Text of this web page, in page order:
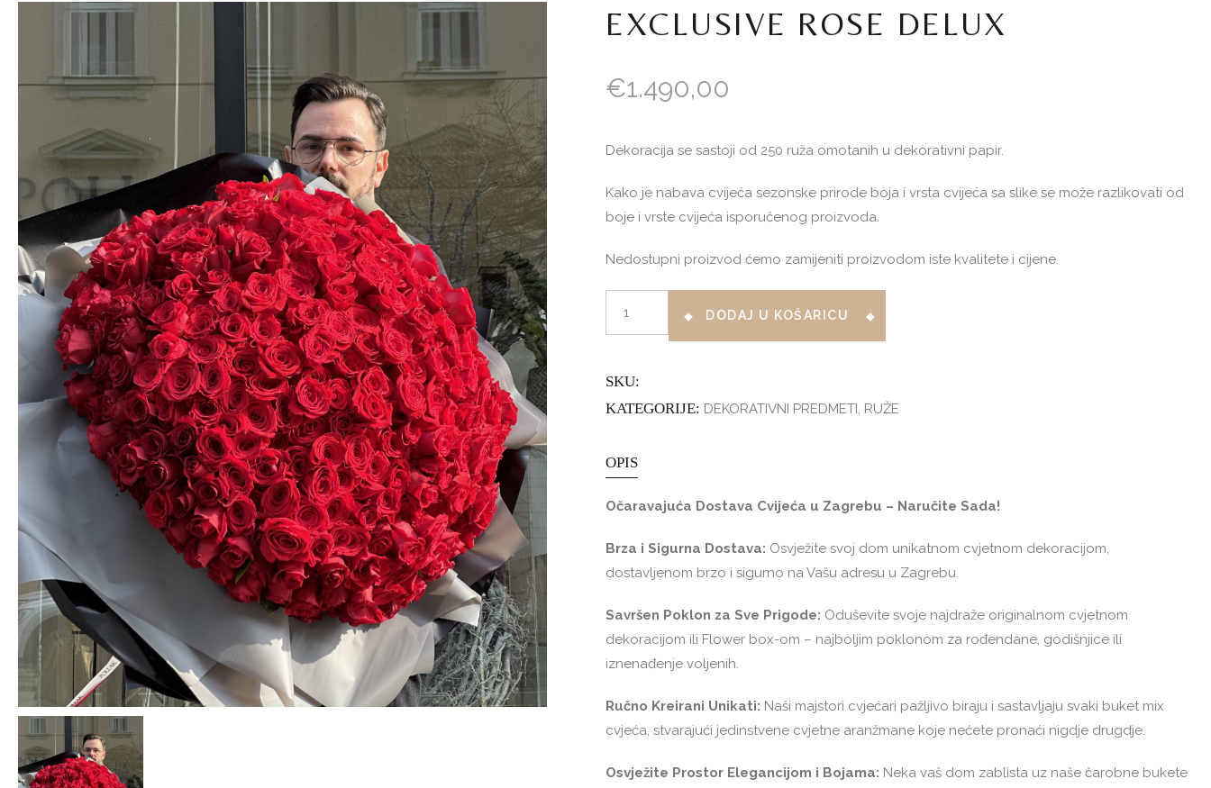
EXCLUSIVE ROSE DELUX
€1.490,00
Dekoracija se sastoji od 250 ruža omotanih u dekorativni papir.
Kako je nabava cvijeća sezonske prirode boja i vrsta cvijeća sa slike se može razlikovati od
boje i vrste cvijeća isporučenog proizvoda.
Nedostupni proizvod ćemo zamijeniti proizvodom iste kvalitete i cijene.
količina
DODAJ U KOŠARICU
SKU:
KATEGORIJE: DEKORATIVNI PREDMETI, RUŽE
OPIS
Očaravajuća Dostava Cvijeća u Zagrebu – Naručite Sada!
Brza i Sigurna Dostava: Osvježite svoj dom unikatnom cvjetnom dekoracijom,
dostavljenom brzo i sigurno na Vašu adresu u Zagrebu.
Savršen Poklon za Sve Prigode: Oduševite svoje najdraže originalnom cvjetnom
dekoracijom ili Flower box-om – najboljim poklonom za rođendane, godišnjice ili
iznenađenje voljenih.
Ručno Kreirani Unikati: Naši majstori cvjećari pažljivo biraju i sastavljaju svaki buket mix
cvjeća, stvarajući jedinstvene cvjetne aranžmane koje nećete pronaći nigdje drugdje.
Osvježite Prostor Elegancijom i Bojama: Neka vaš dom zablista uz naše čarobne bukete